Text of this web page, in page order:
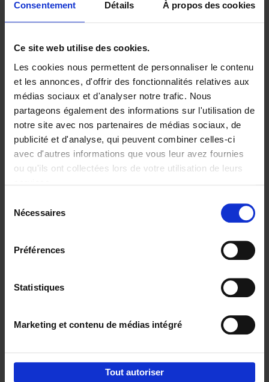
Consentement Détails À propos des cookies
Ce site web utilise des cookies.
Les cookies nous permettent de personnaliser le contenu
et les annonces, d'offrir des fonctionnalités relatives aux
médias sociaux et d'analyser notre trafic. Nous
partageons également des informations sur l'utilisation de
notre site avec nos partenaires de médias sociaux, de
publicité et d'analyse, qui peuvent combiner celles-ci
avec d'autres informations que vous leur avez fournies
ou qu'ils ont collectées lors de votre utilisation de leurs
Nécessaires
Préférences
Statistiques
Marketing et contenu de médias intégré
Tout autoriser
Building Bonds = Building
Business
Jochen Roef Jozefien De Feyter
Carolien Boom
Couverture souple
2025 200
€29,99
Digital marketing like a PRO -
completely revised edition (EN)